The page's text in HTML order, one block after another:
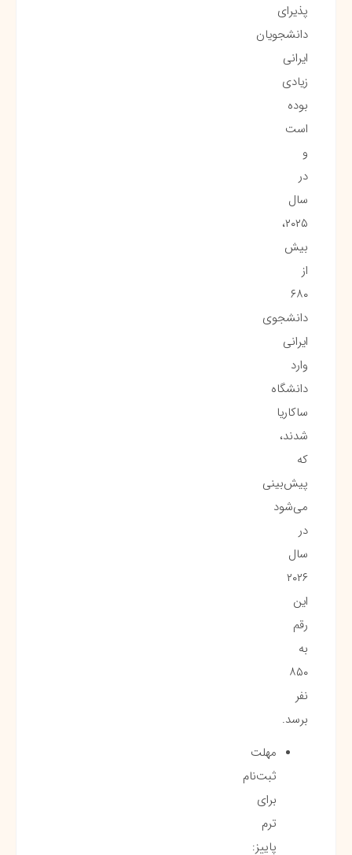
پذیرای
دانشجویان
ایرانی
زیادی
بوده
است
و
در
سال
۲۰۲۵،
بیش
از
۶۸۰
دانشجوی
ایرانی
وارد
دانشگاه
ساکاریا
شدند،
که
پیش‌بینی
می‌شود
در
سال
۲۰۲۶
این
رقم
به
۸۵۰
نفر
برسد.
مهلت
ثبت‌نام
برای
ترم
پاییز: